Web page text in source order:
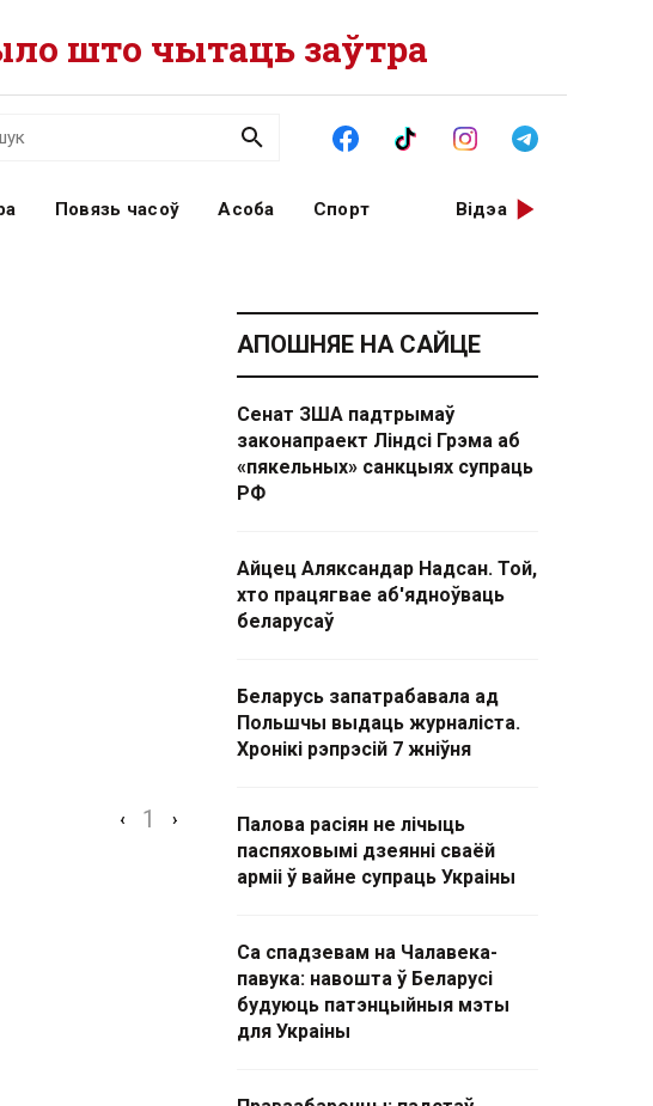
што чытаць заўтра
Повязь часоў Асоба Спорт Відэа
‹ 1 ›
АПОШНЯЕ НА САЙЦЕ
Сенат ЗША падтрымаў
законапраект Ліндсі Грэма аб
«пякельных» санкцыях супраць
РФ
Айцец Аляксандар Надсан. Той,
хто працягвае аб'ядноўваць
беларусаў
Беларусь запатрабавала ад
Польшчы выдаць журналіста.
Хронікі рэпрэсій 7 жніўня
Палова расіян не лічыць
паспяховымі дзеянні сваёй
арміі ў вайне супраць Украіны
Са спадзевам на Чалавека-
павука: навошта ў Беларусі
будуюць патэнцыйныя мэты
для Украіны